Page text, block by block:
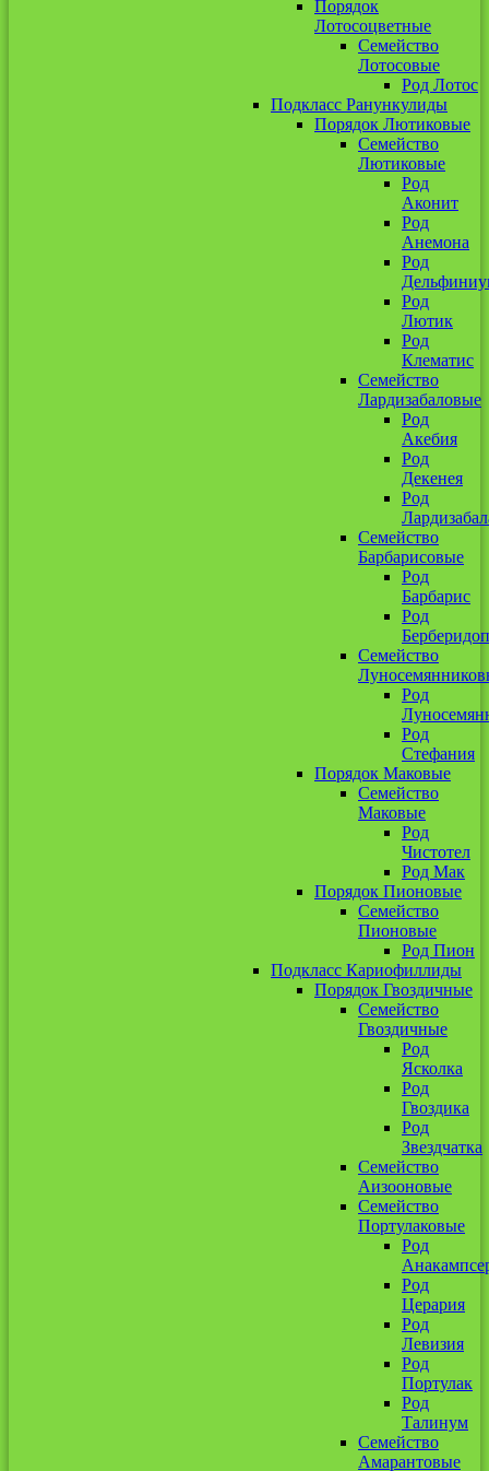
Порядок
Лотосоцветные
Семейство
Лотосовые
Род Лотос
Подкласс Ранункулиды
Порядок Лютиковые
Семейство
Лютиковые
Род
Аконит
Род
Анемона
Род
Род
Лютик
Род
Клематис
Семейство
Лардизабаловые
Род
Акебия
Род
Декенея
Род
Семейство
Барбарисовые
Род
Барбарис
Род
Семейство
Род
Род
Стефания
Порядок Маковые
Семейство
Маковые
Род
Чистотел
Род Мак
Порядок Пионовые
Семейство
Пионовые
Род Пион
Подкласс Кариофиллиды
Порядок Гвоздичные
Семейство
Гвоздичные
Род
Ясколка
Род
Гвоздика
Род
Звездчатка
Семейство
Аизооновые
Семейство
Портулаковые
Род
Род
Церария
Род
Левизия
Род
Портулак
Род
Талинум
Семейство
Амарантовые